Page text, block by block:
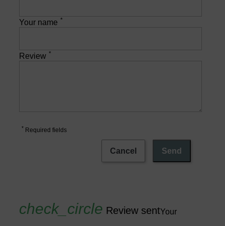
Your name *
Review *
* Required fields
Cancel Send
Review sentYour